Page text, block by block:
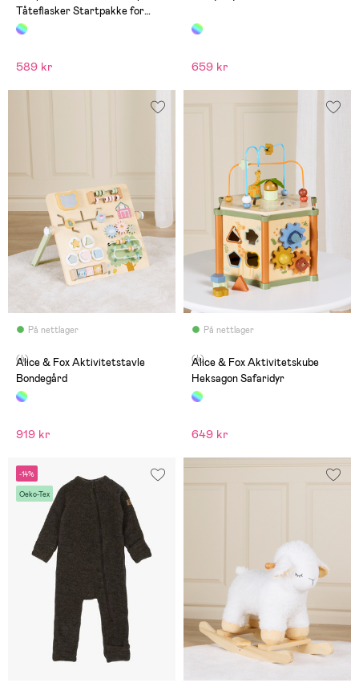
Tåteflasker Startpakke for
Nyfødte
589 kr 659 kr
På nettlager
(4)
Alice & Fox Aktivitetstavle
Bondegård
919 kr
På nettlager
(4)
Alice & Fox Aktivitetskube
Heksagon Safaridyr
649 kr
-14%
Oeko-Tex